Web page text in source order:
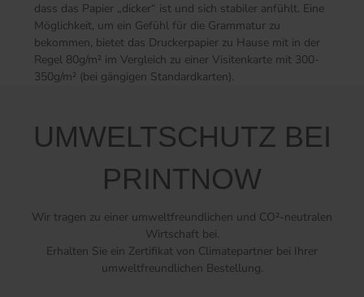
dass das Papier „dicker“ ist und sich stabiler anfühlt. Eine
Möglichkeit, um ein Gefühl für die Grammatur zu
bekommen, bietet das Druckerpapier zu Hause mit in der
Regel 80g/m² im Vergleich zu einer Visitenkarte mit 300-
350g/m² (bei gängigen Standardkarten).
UMWELTSCHUTZ BEI
PRINTNOW
Wir tragen zu einer umweltfreundlichen und CO²-neutralen
Wirtschaft bei.
Erhalten Sie ein Zertifikat von Climatepartner bei Ihrer
umweltfreundlichen Bestellung.